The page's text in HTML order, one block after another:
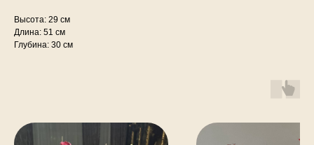
Высота: 29 см
Длина: 51 см
Глубина: 30 см